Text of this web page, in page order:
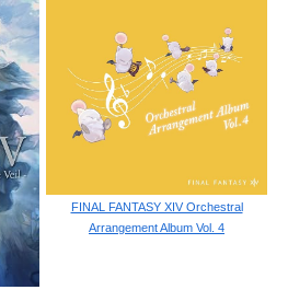
FINAL FANTASY XIV Orchestral
Arrangement Album Vol. 4